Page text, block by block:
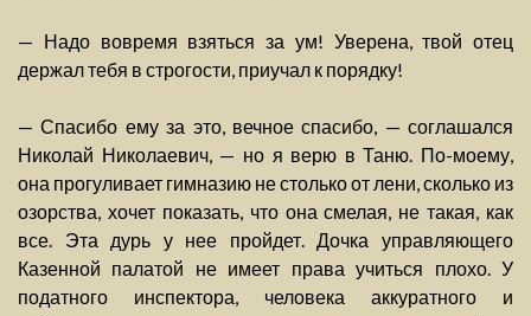
— Надо вовремя взяться за ум! Уверена, твой отец
держал тебя в строгости, приучал к порядку!
— Спасибо ему за это, вечное спасибо, — соглашался
Николай Николаевич, — но я верю в Таню. По-моему,
она прогуливает гимназию не столько от лени, сколько из
озорства, хочет показать, что она смелая, не такая, как
все. Эта дурь у нее пройдет. Дочка управляющего
Казенной палатой не имеет права учиться плохо. У
податного инспектора, человека аккуратного и